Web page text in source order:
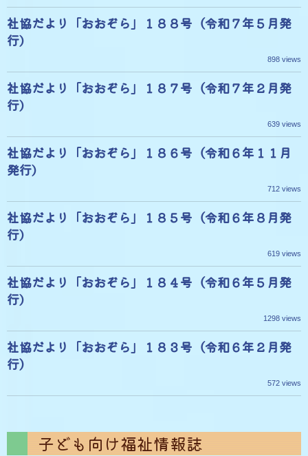
社協だより「おおぞら」１８８号（令和７年５月発
行)
898 views
社協だより「おおぞら」１８７号（令和７年２月発
行)
639 views
社協だより「おおぞら」１８６号（令和６年１１月
発行)
712 views
社協だより「おおぞら」１８５号（令和６年８月発
行)
619 views
社協だより「おおぞら」１８４号（令和６年５月発
行)
1298 views
社協だより「おおぞら」１８３号（令和６年２月発
行）
572 views
子ども向け福祉情報誌